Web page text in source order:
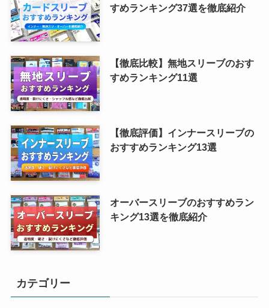
すめランキング37選を徹底紹介
【徹底比較】無地スリーブのおす
すめランキング11選
【徹底評価】インナースリーブの
おすすめランキング13選
オーバースリーブのおすすめラン
キング13選を徹底紹介
カテゴリー